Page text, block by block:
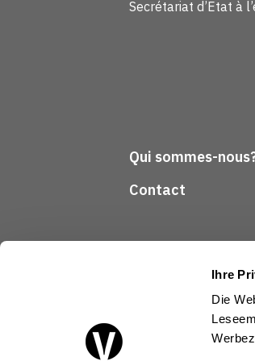
Ihre
Die
Secrétariat d’Etat à
Qui sommes-
Contact